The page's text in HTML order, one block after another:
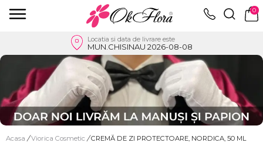
0
Locatia si data de livrare este
MUN.CHISINAU 2026-08-08
Acasa / Viorica Cosmetic / CREMĂ DE ZI PROTECTOARE, NORDICA, 50 ML